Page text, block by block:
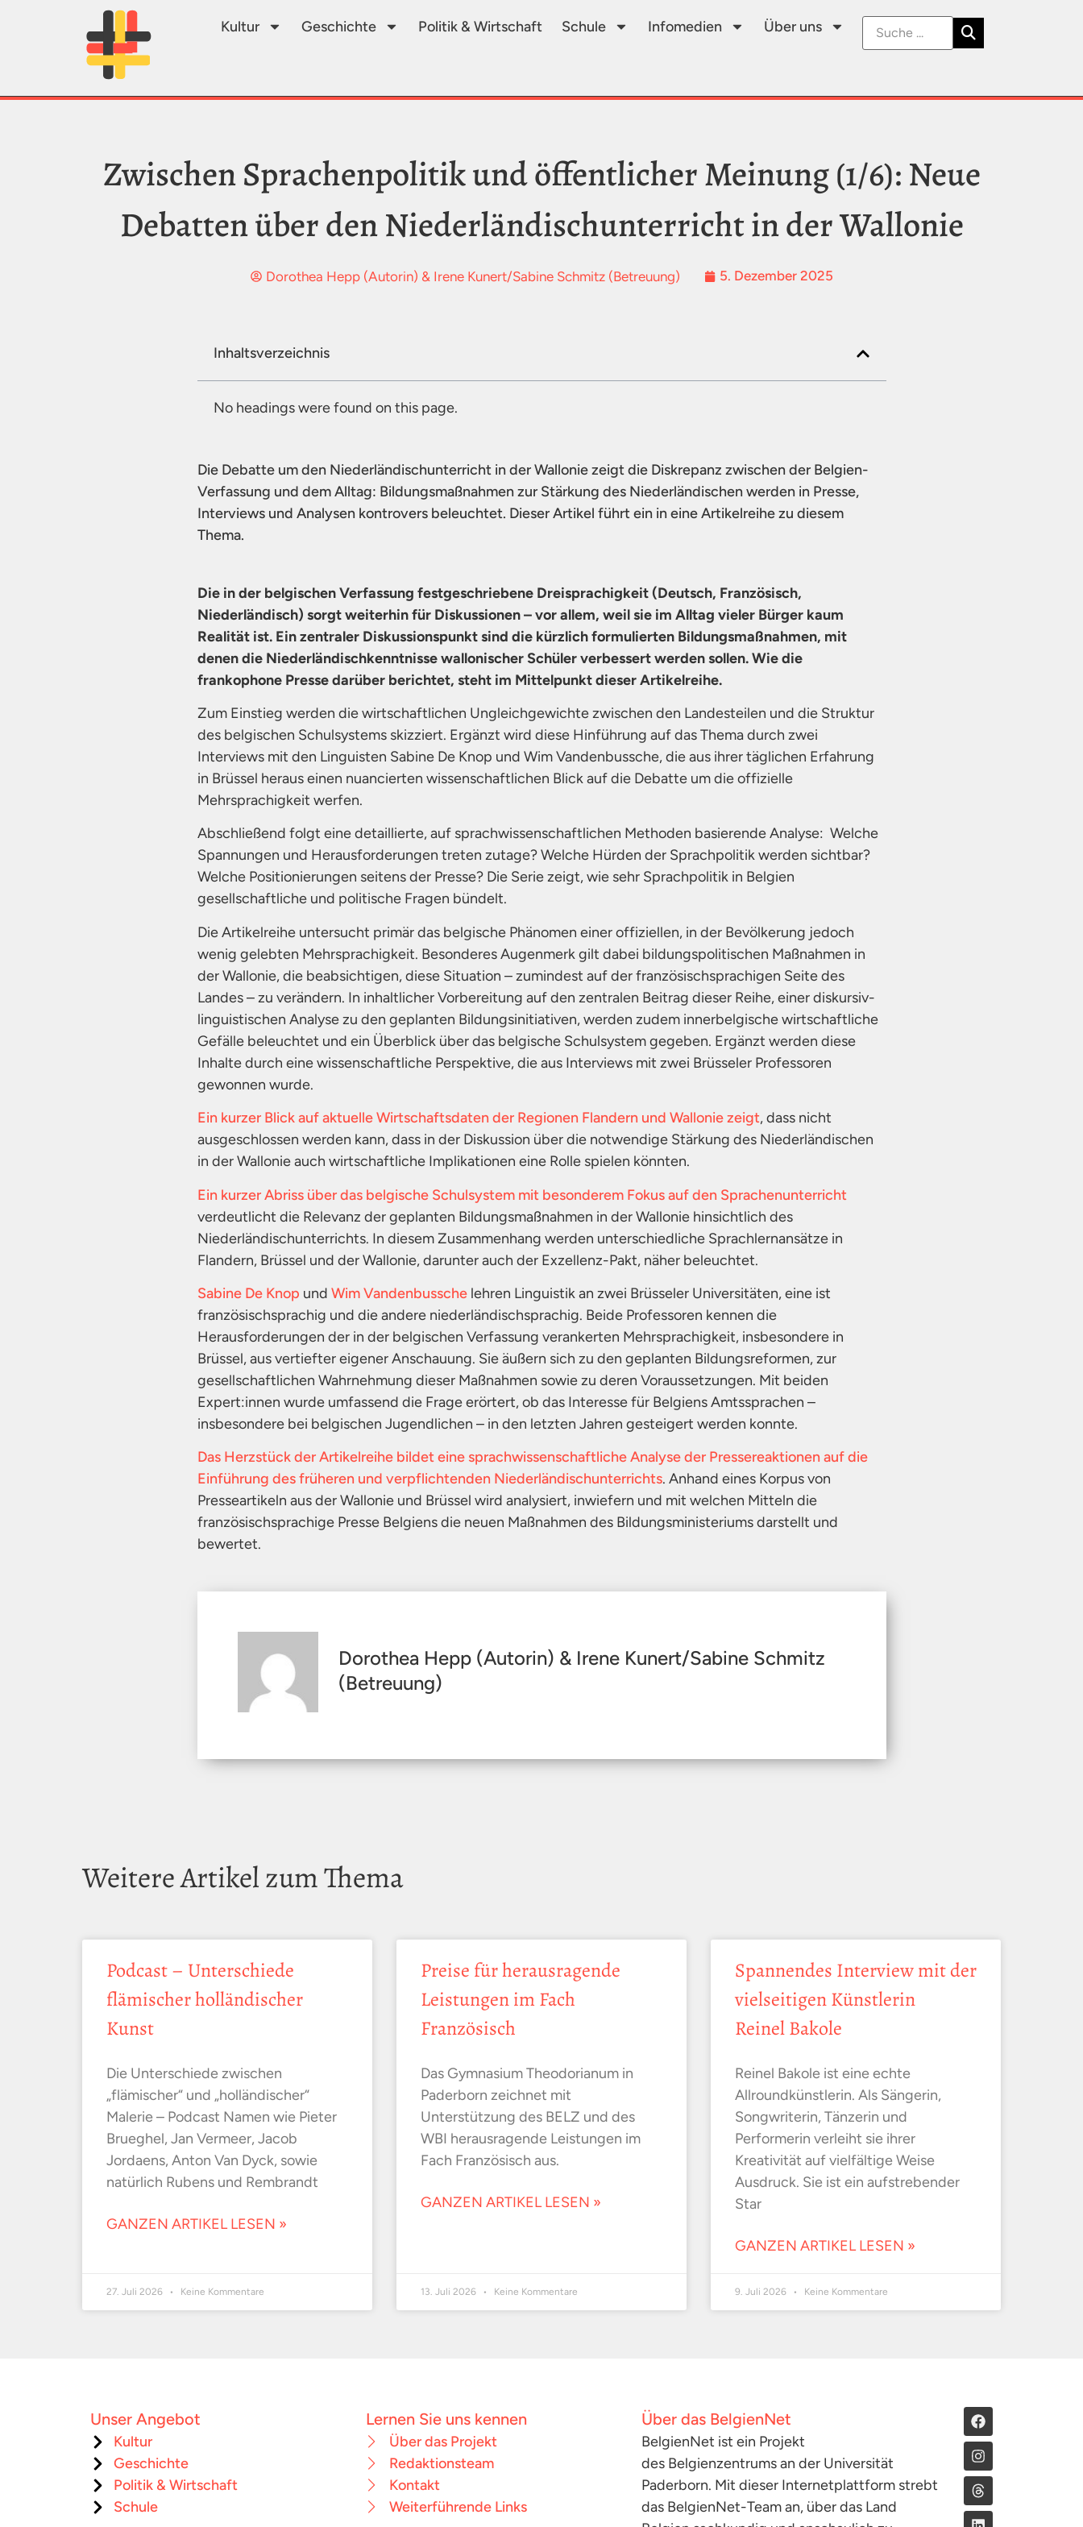
Kultur Geschichte Politik & Wirtschaft Schule Infomedien Über uns
Zwischen Sprachenpolitik und öffentlicher Meinung (1/6): Neue
Debatten über den Niederländischunterricht in der Wallonie
Dorothea Hepp (Autorin) & Irene Kunert/Sabine Schmitz (Betreuung) 5. Dezember 2025
Inhaltsverzeichnis
No headings were found on this page.
Die Debatte um den Niederländischunterricht in der Wallonie zeigt die Diskrepanz zwischen der Belgien-
Verfassung und dem Alltag: Bildungsmaßnahmen zur Stärkung des Niederländischen werden in Presse,
Interviews und Analysen kontrovers beleuchtet. Dieser Artikel führt ein in eine Artikelreihe zu diesem
Thema.
Die in der belgischen Verfassung festgeschriebene Dreisprachigkeit (Deutsch, Französisch,
Niederländisch) sorgt weiterhin für Diskussionen – vor allem, weil sie im Alltag vieler Bürger kaum
Realität ist. Ein zentraler Diskussionspunkt sind die kürzlich formulierten Bildungsmaßnahmen, mit
denen die Niederländischkenntnisse wallonischer Schüler verbessert werden sollen. Wie die
frankophone Presse darüber berichtet, steht im Mittelpunkt dieser Artikelreihe.
Zum Einstieg werden die wirtschaftlichen Ungleichgewichte zwischen den Landesteilen und die Struktur
des belgischen Schulsystems skizziert. Ergänzt wird diese Hinführung auf das Thema durch zwei
Interviews mit den Linguisten Sabine De Knop und Wim Vandenbussche, die aus ihrer täglichen Erfahrung
in Brüssel heraus einen nuancierten wissenschaftlichen Blick auf die Debatte um die offizielle
Mehrsprachigkeit werfen.
Abschließend folgt eine detaillierte, auf sprachwissenschaftlichen Methoden basierende Analyse: Welche
Spannungen und Herausforderungen treten zutage? Welche Hürden der Sprachpolitik werden sichtbar?
Welche Positionierungen seitens der Presse? Die Serie zeigt, wie sehr Sprachpolitik in Belgien
gesellschaftliche und politische Fragen bündelt.
Die Artikelreihe untersucht primär das belgische Phänomen einer offiziellen, in der Bevölkerung jedoch
wenig gelebten Mehrsprachigkeit. Besonderes Augenmerk gilt dabei bildungspolitischen Maßnahmen in
der Wallonie, die beabsichtigen, diese Situation – zumindest auf der französischsprachigen Seite des
Landes – zu verändern. In inhaltlicher Vorbereitung auf den zentralen Beitrag dieser Reihe, einer diskursiv-
linguistischen Analyse zu den geplanten Bildungsinitiativen, werden zudem innerbelgische wirtschaftliche
Gefälle beleuchtet und ein Überblick über das belgische Schulsystem gegeben. Ergänzt werden diese
Inhalte durch eine wissenschaftliche Perspektive, die aus Interviews mit zwei Brüsseler Professoren
gewonnen wurde.
Ein kurzer Blick auf aktuelle Wirtschaftsdaten der Regionen Flandern und Wallonie zeigt, dass nicht
ausgeschlossen werden kann, dass in der Diskussion über die notwendige Stärkung des Niederländischen
in der Wallonie auch wirtschaftliche Implikationen eine Rolle spielen könnten.
Ein kurzer Abriss über das belgische Schulsystem mit besonderem Fokus auf den Sprachenunterricht
verdeutlicht die Relevanz der geplanten Bildungsmaßnahmen in der Wallonie hinsichtlich des
Niederländischunterrichts. In diesem Zusammenhang werden unterschiedliche Sprachlernansätze in
Flandern, Brüssel und der Wallonie, darunter auch der Exzellenz-Pakt, näher beleuchtet.
Sabine De Knop und Wim Vandenbusschelehren Linguistik an zwei Brüsseler Universitäten, eine ist
französischsprachig und die andere niederländischsprachig. Beide Professoren kennen die
Herausforderungen der in der belgischen Verfassung verankerten Mehrsprachigkeit, insbesondere in
Brüssel, aus vertiefter eigener Anschauung. Sie äußern sich zu den geplanten Bildungsreformen, zur
gesellschaftlichen Wahrnehmung dieser Maßnahmen sowie zu deren Voraussetzungen. Mit beiden
Expert:innen wurde umfassend die Frage erörtert, ob das Interesse für Belgiens Amtssprachen –
insbesondere bei belgischen Jugendlichen – in den letzten Jahren gesteigert werden konnte.
Das Herzstück der Artikelreihe bildet eine sprachwissenschaftliche Analyse der Pressereaktionen auf die
Einführung des früheren und verpflichtenden Niederländischunterrichts. Anhand eines Korpus von
Presseartikeln aus der Wallonie und Brüssel wird analysiert, inwiefern und mit welchen Mitteln die
französischsprachige Presse Belgiens die neuen Maßnahmen des Bildungsministeriums darstellt und
bewertet.
Dorothea Hepp (Autorin) & Irene Kunert/Sabine Schmitz
(Betreuung)
Weitere Artikel zum Thema
Podcast – Unterschiede
flämischer holländischer
Kunst
Die Unterschiede zwischen
„flämischer“ und „holländischer“
Malerie – Podcast Namen wie Pieter
Brueghel, Jan Vermeer, Jacob
Jordaens, Anton Van Dyck, sowie
natürlich Rubens und Rembrandt
GANZEN ARTIKEL LESEN »
27. Juli 2026 Keine Kommentare
Preise für herausragende
Leistungen im Fach
Französisch
Das Gymnasium Theodorianum in
Paderborn zeichnet mit
Unterstützung des BELZ und des
WBI herausragende Leistungen im
Fach Französisch aus.
GANZEN ARTIKEL LESEN »
13. Juli 2026 Keine Kommentare
Spannendes Interview mit der
vielseitigen Künstlerin
Reinel Bakole
Reinel Bakole ist eine echte
Allroundkünstlerin. Als Sängerin,
Songwriterin, Tänzerin und
Performerin verleiht sie ihrer
Kreativität auf vielfältige Weise
Ausdruck. Sie ist ein aufstrebender
Star
GANZEN ARTIKEL LESEN »
9. Juli 2026 Keine Kommentare
Unser Angebot
Kultur
Geschichte
Politik & Wirtschaft
Schule
Lernen Sie uns kennen
Über das Projekt
Redaktionsteam
Kontakt
Weiterführende Links
Über das BelgienNet
BelgienNet ist ein Projekt
des Belgienzentrums an der Universität
Paderborn. Mit dieser Internetplattform strebt
das BelgienNet-Team an, über das Land